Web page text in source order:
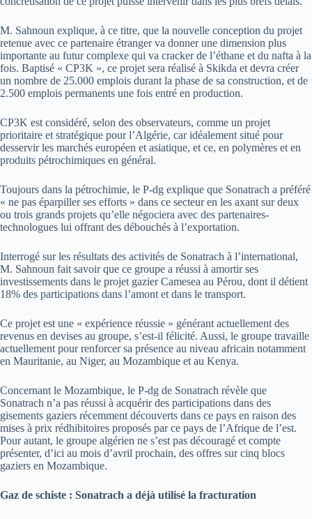
M. Sahnoun explique, à ce titre, que la nouvelle conception du projet
retenue avec ce partenaire étranger va donner une dimension plus
importante au futur complexe qui va cracker de l’éthane et du nafta à la
fois. Baptisé « CP3K », ce projet sera réalisé à Skikda et devra créer
un nombre de 25.000 emplois durant la phase de sa construction, et de
2.500 emplois permanents une fois entré en production.
CP3K est considéré, selon des observateurs, comme un projet
prioritaire et stratégique pour l’Algérie, car idéalement situé pour
desservir les marchés européen et asiatique, et ce, en polymères et en
produits pétrochimiques en général.
Toujours dans la pétrochimie, le P-dg explique que Sonatrach a préféré
« ne pas éparpiller ses efforts » dans ce secteur en les axant sur deux
ou trois grands projets qu’elle négociera avec des partenaires-
technologues lui offrant des débouchés à l’exportation.
Interrogé sur les résultats des activités de Sonatrach à l’international,
M. Sahnoun fait savoir que ce groupe a réussi à amortir ses
investissements dans le projet gazier Camesea au Pérou, dont il détient
18% des participations dans l’amont et dans le transport.
Ce projet est une « expérience réussie » générant actuellement des
revenus en devises au groupe, s’est-il félicité. Aussi, le groupe travaille
actuellement pour renforcer sa présence au niveau africain notamment
en Mauritanie, au Niger, au Mozambique et au Kenya.
Concernant le Mozambique, le P-dg de Sonatrach révèle que
Sonatrach n’a pas réussi à acquérir des participations dans des
gisements gaziers récemment découverts dans ce pays en raison des
mises à prix rédhibitoires proposés par ce pays de l’Afrique de l’est.
Pour autant, le groupe algérien ne s’est pas découragé et compte
présenter, d’ici au mois d’avril prochain, des offres sur cinq blocs
gaziers en Mozambique.
Gaz de schiste : Sonatrach a déjà utilisé la fracturation